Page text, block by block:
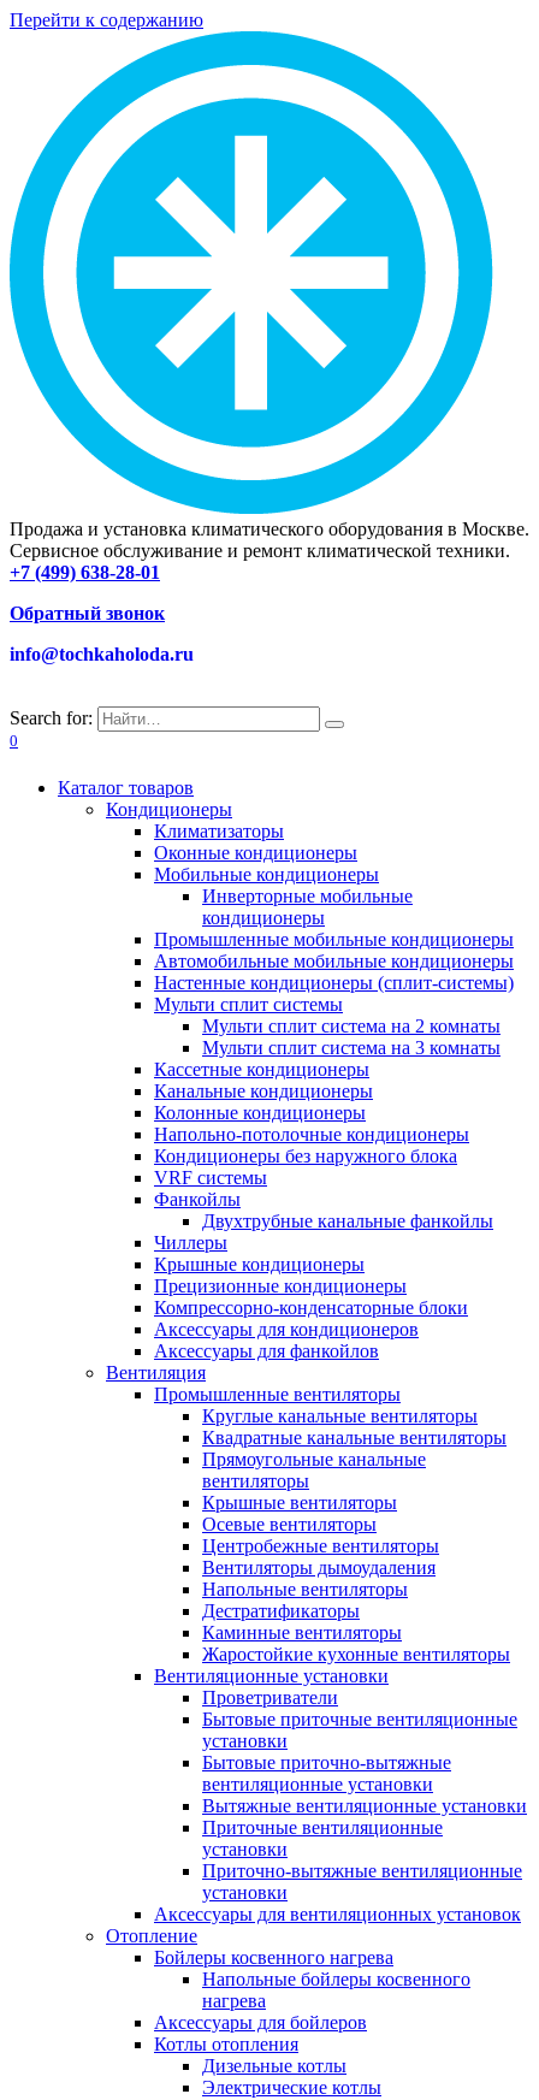
Перейти к содержанию
Продажа и установка климатического оборудования в Москве.
Сервисное обслуживание и ремонт климатической техники.
+7 (499) 638-28-01
Обратный звонок
info@tochkaholoda.ru
Search for:
0
Каталог товаров
Кондиционеры
Климатизаторы
Оконные кондиционеры
Мобильные кондиционеры
Инверторные мобильные
кондиционеры
Промышленные мобильные кондиционеры
Автомобильные мобильные кондиционеры
Настенные кондиционеры (сплит-системы)
Мульти сплит системы
Мульти сплит система на 2 комнаты
Мульти сплит система на 3 комнаты
Кассетные кондиционеры
Канальные кондиционеры
Колонные кондиционеры
Напольно-потолочные кондиционеры
Кондиционеры без наружного блока
VRF системы
Фанкойлы
Двухтрубные канальные фанкойлы
Чиллеры
Крышные кондиционеры
Прецизионные кондиционеры
Компрессорно-конденсаторные блоки
Аксессуары для кондиционеров
Аксессуары для фанкойлов
Вентиляция
Промышленные вентиляторы
Круглые канальные вентиляторы
Квадратные канальные вентиляторы
Прямоугольные канальные
вентиляторы
Крышные вентиляторы
Осевые вентиляторы
Центробежные вентиляторы
Вентиляторы дымоудаления
Напольные вентиляторы
Дестратификаторы
Каминные вентиляторы
Жаростойкие кухонные вентиляторы
Вентиляционные установки
Проветриватели
Бытовые приточные вентиляционные
установки
Бытовые приточно-вытяжные
вентиляционные установки
Вытяжные вентиляционные установки
Приточные вентиляционные
установки
Приточно-вытяжные вентиляционные
установки
Аксессуары для вентиляционных установок
Отопление
Бойлеры косвенного нагрева
Напольные бойлеры косвенного
нагрева
Аксессуары для бойлеров
Котлы отопления
Дизельные котлы
Электрические котлы